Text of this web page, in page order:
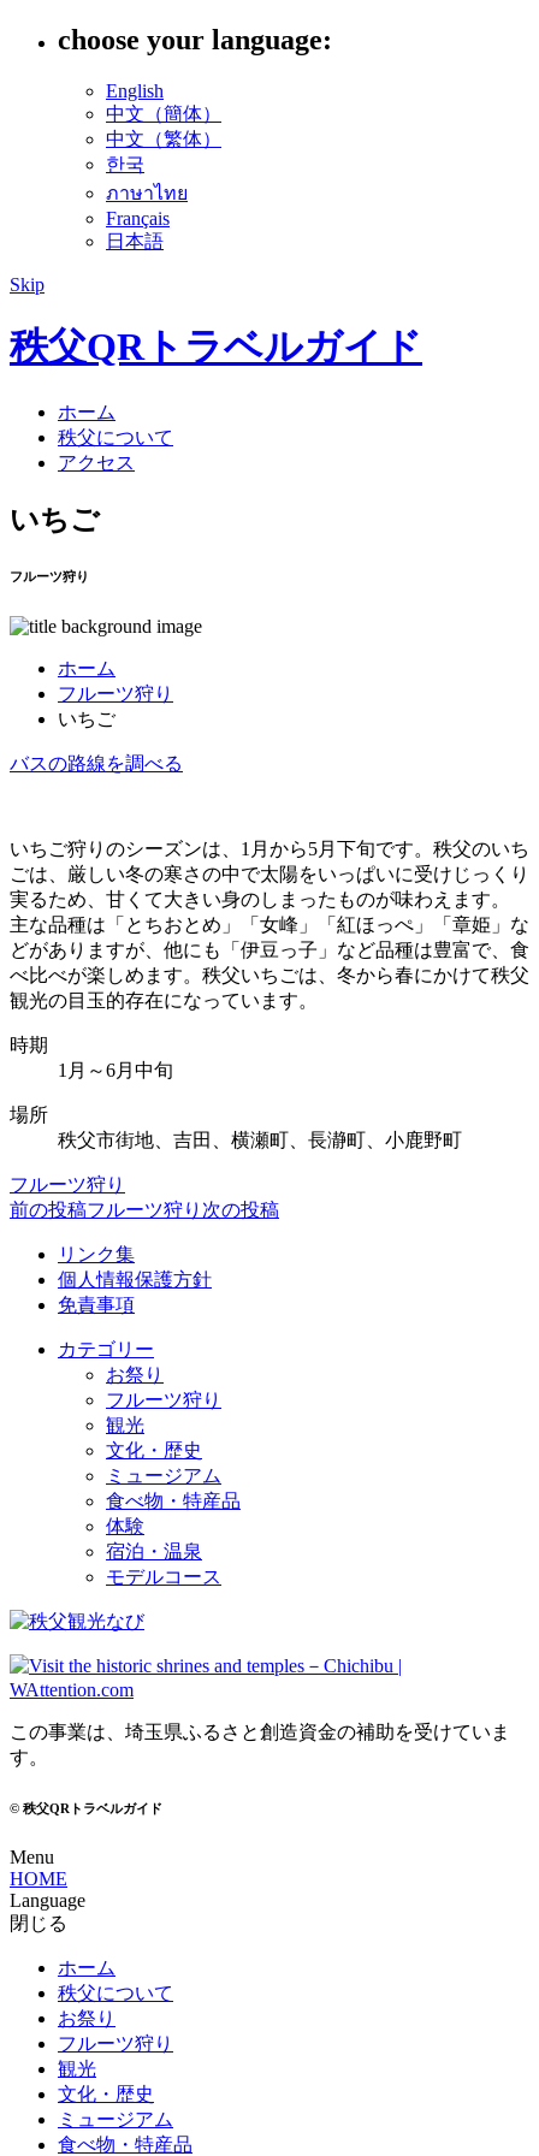
choose your language:
English
中文（簡体）
中文（繁体）
한국
ภาษาไทย
Français
日本語
Skip
秩父QRトラベルガイド
ホーム
秩父について
アクセス
いちご
フルーツ狩り
ホーム
フルーツ狩り
いちご
バスの路線を調べる
いちご狩りのシーズンは、1月から5月下旬です。秩父のいち
ごは、厳しい冬の寒さの中で太陽をいっぱいに受けじっくり
実るため、甘くて大きい身のしまったものが味わえます。
主な品種は「とちおとめ」「女峰」「紅ほっぺ」「章姫」な
どがありますが、他にも「伊豆っ子」など品種は豊富で、食
べ比べが楽しめます。秩父いちごは、冬から春にかけて秩父
観光の目玉的存在になっています。
時期
1月～6月中旬
場所
秩父市街地、吉田、横瀬町、長瀞町、小鹿野町
フルーツ狩り
前の投稿フルーツ狩り 次の投稿
リンク集
個人情報保護方針
免責事項
カテゴリー
お祭り
フルーツ狩り
観光
文化・歴史
ミュージアム
食べ物・特産品
体験
宿泊・温泉
モデルコース
この事業は、埼玉県ふるさと創造資金の補助を受けていま
す。
© 秩父QRトラベルガイド
Menu
HOME
Language
閉じる
ホーム
秩父について
お祭り
フルーツ狩り
観光
文化・歴史
ミュージアム
食べ物・特産品